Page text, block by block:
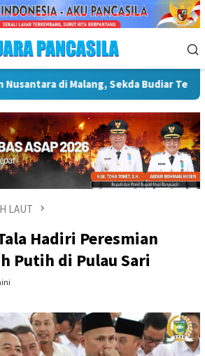
Kebudayaan Wakil Wali
LAUT
Hadiri Peresmian
Putih di Pulau Sari